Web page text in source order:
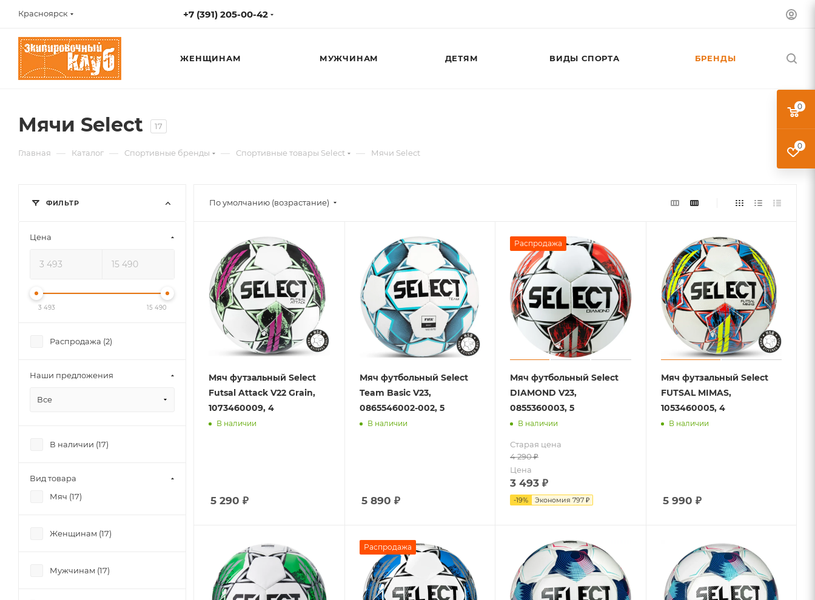
Красноярск +7 (391) 205-00-42
ЖЕНЩИНАМ МУЖЧИНАМ ДЕТЯМ ВИДЫ СПОРТА БРЕНДЫ
Мячи Select 17
Главная — Каталог — Спортивные бренды — Спортивные товары Select — Мячи Select
По умолчанию (возрастание)
Мяч футзальный Select
Futsal Attack V22 Grain,
1073460009, 4
В наличии
5 290 ₽
Мяч футбольный Select
Team Basic V23,
0865546002-002, 5
В наличии
5 890 ₽
Распродажа
Мяч футбольный Select
DIAMOND V23,
0855360003, 5
В наличии
Старая цена
4 290₽
Цена
3 493 ₽
-19% Экономия 797 ₽
Мяч футзальный Select
FUTSAL MIMAS,
1053460005, 4
В наличии
5 990 ₽
Распродажа
ФИЛЬТР
Цена
3 493 15 490
Распродажа (2)
Наши предложения
Все
В наличии (17)
Вид товара
Мяч (17)
Женщинам (17)
Мужчинам (17)
0
0